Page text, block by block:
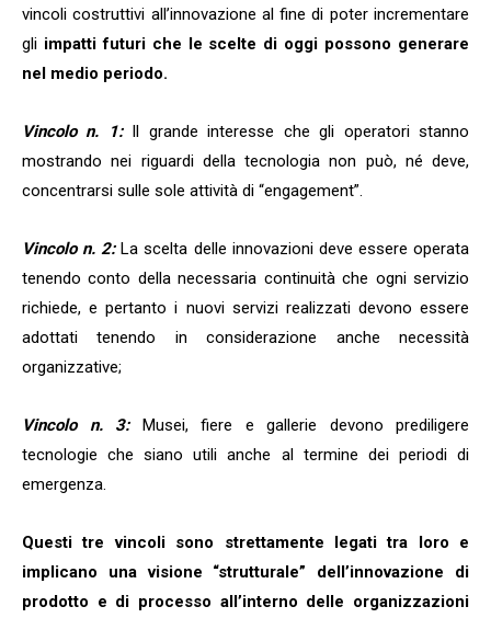
vincoli costruttivi all’innovazione al fine di poter incrementare
gli impatti futuri che le scelte di oggi possono generare
nel medio periodo.
Vincolo n. 1:Il grande interesse che gli operatori stanno
mostrando nei riguardi della tecnologia non può, né deve,
concentrarsi sulle sole attività di “engagement”.
Vincolo n. 2:La scelta delle innovazioni deve essere operata
tenendo conto della necessaria continuità che ogni servizio
richiede, e pertanto i nuovi servizi realizzati devono essere
adottati tenendo in considerazione anche necessità
organizzative;
Vincolo n. 3:Musei, fiere e gallerie devono prediligere
tecnologie che siano utili anche al termine dei periodi di
emergenza.
Questi tre vincoli sono strettamente legati tra loro e
implicano una visione “strutturale” dell’innovazione di
prodotto e di processo all’interno delle organizzazioni